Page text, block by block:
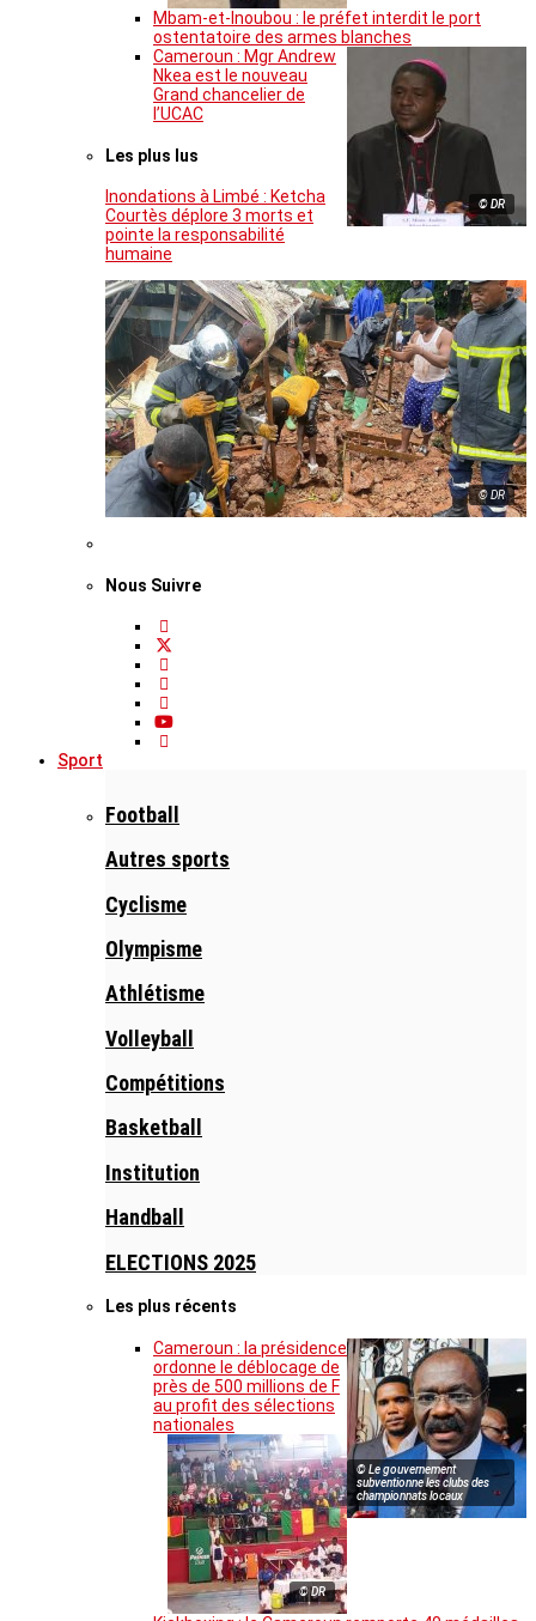
Mbam-et-Inoubou : le préfet interdit le port
ostentatoire des armes blanches
© DR
Cameroun : Mgr Andrew
Nkea est le nouveau
Grand chancelier de
l’UCAC
Les plus lus
Inondations à Limbé : Ketcha
Courtès déplore 3 morts et
pointe la responsabilité
humaine
© DR
Nous Suivre
Sport
Football
Autres sports
Cyclisme
Olympisme
Athlétisme
Volleyball
Compétitions
Basketball
Institution
Handball
ELECTIONS 2025
Les plus récents
© Le gouvernement
subventionne les clubs des
championnats locaux
Cameroun : la présidence
ordonne le déblocage de
près de 500 millions de F
au profit des sélections
nationales
© DR